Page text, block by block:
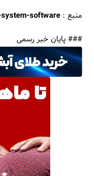
منبع : software/
### پایان خبر رسمی